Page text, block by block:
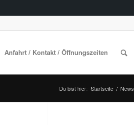
Anfahrt / Kontakt / Öffnungszeiten
Du bist hier: Startseite / News